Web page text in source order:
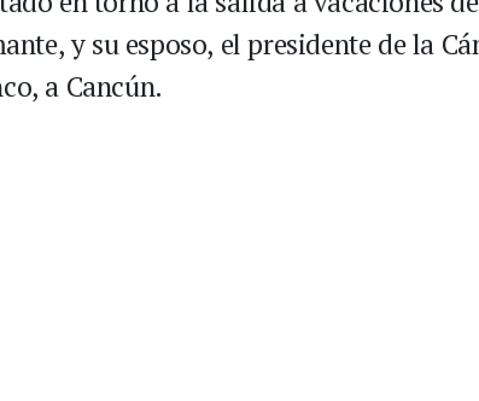
y su esposo, el presidente de la
a Cancún.